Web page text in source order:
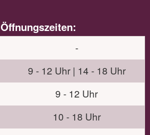
Öffnungszeiten:
-
9 - 12 Uhr | 14 - 18 Uhr
9 - 12 Uhr
10 - 18 Uhr